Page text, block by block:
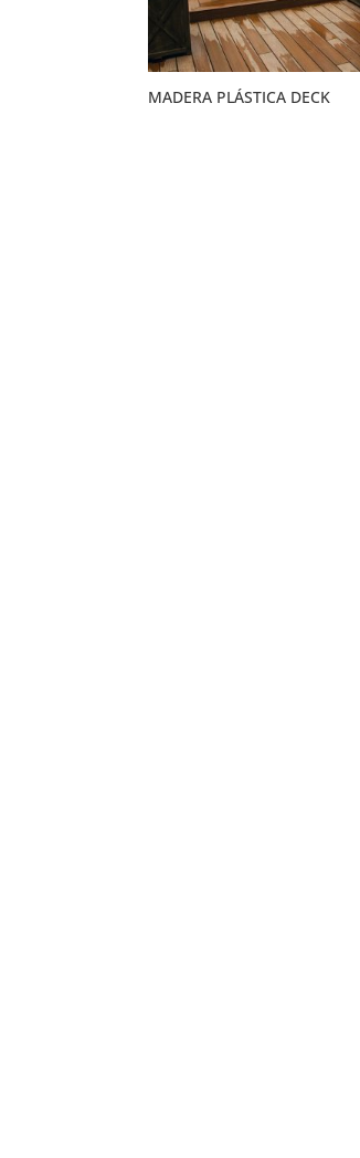
MADERA PLÁSTICA DECK